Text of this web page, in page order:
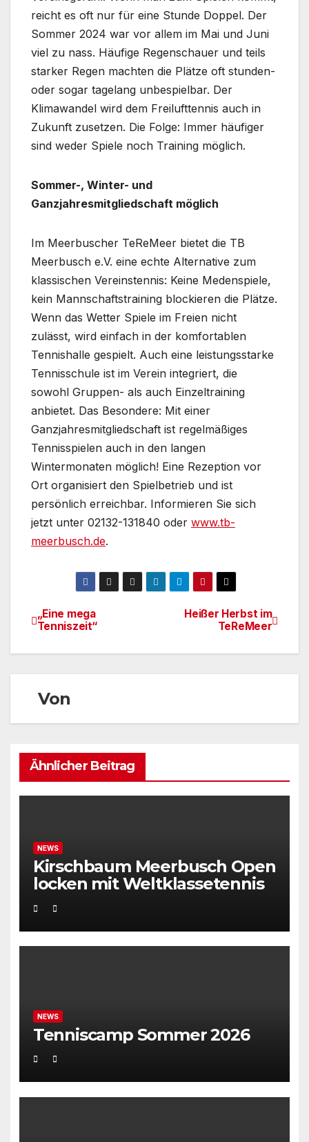
reicht es oft nur für eine Stunde Doppel. Der
Sommer 2024 war vor allem im Mai und Juni
viel zu nass. Häufige Regenschauer und teils
starker Regen machten die Plätze oft stunden-
oder sogar tagelang unbespielbar. Der
Klimawandel wird dem Freilufttennis auch in
Zukunft zusetzen. Die Folge: Immer häufiger
sind weder Spiele noch Training möglich.
Sommer-, Winter- und
Ganzjahresmitgliedschaft möglich
Im Meerbuscher TeReMeer bietet die TB
Meerbusch e.V. eine echte Alternative zum
klassischen Vereinstennis: Keine Medenspiele,
kein Mannschaftstraining blockieren die Plätze.
Wenn das Wetter Spiele im Freien nicht
zulässt, wird einfach in der komfortablen
Tennishalle gespielt. Auch eine leistungsstarke
Tennisschule ist im Verein integriert, die
sowohl Gruppen- als auch Einzeltraining
anbietet. Das Besondere: Mit einer
Ganzjahresmitgliedschaft ist regelmäßiges
Tennisspielen auch in den langen
Wintermonaten möglich! Eine Rezeption vor
Ort organisiert den Spielbetrieb und ist
persönlich erreichbar. Informieren Sie sich
jetzt unter 02132-131840 oder www.tb-
meerbusch.de.
BeitragsnavigationHeißer Herbst im
TeReMeer
„Eine mega
Tenniszeit“
Von
Ähnlicher Beitrag
NEWS
Kirschbaum Meerbusch Open
locken mit Weltklassetennis
NEWS
Tenniscamp Sommer 2026